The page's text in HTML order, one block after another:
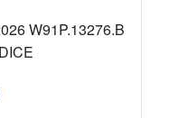
W91P.13276.B